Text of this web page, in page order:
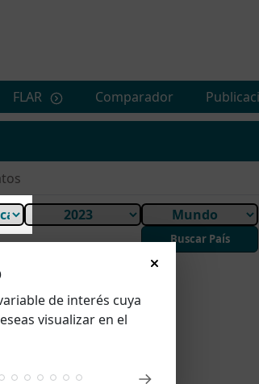
FLAR Comparador
Buscar País
de interés cuya
visualizar en el